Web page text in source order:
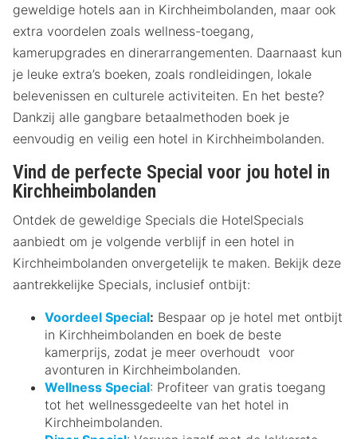
geweldige hotels aan in Kirchheimbolanden, maar ook
extra voordelen zoals wellness-toegang,
kamerupgrades en dinerarrangementen. Daarnaast kun
je leuke extra’s boeken, zoals rondleidingen, lokale
belevenissen en culturele activiteiten. En het beste?
Dankzij alle gangbare betaalmethoden boek je
eenvoudig en veilig een hotel in Kirchheimbolanden.
Vind de perfecte Special voor jou hotel in
Kirchheimbolanden
Ontdek de geweldige Specials die HotelSpecials
aanbiedt om je volgende verblijf in een hotel in
Kirchheimbolanden onvergetelijk te maken. Bekijk deze
aantrekkelijke Specials, inclusief ontbijt:
Voordeel Special: Bespaar op je hotel met ontbijt
in Kirchheimbolanden en boek de beste
kamerprijs, zodat je meer overhoudt voor
avonturen in Kirchheimbolanden.
Wellness Special: Profiteer van gratis toegang
tot het wellnessgedeelte van het hotel in
Kirchheimbolanden.